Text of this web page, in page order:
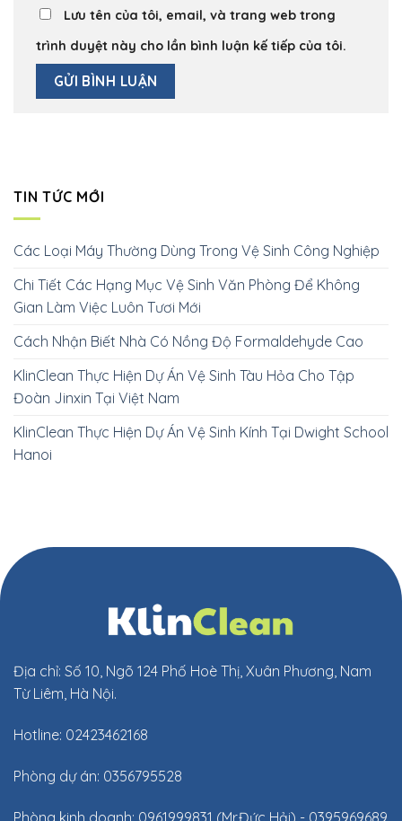
Lưu tên của tôi, email, và trang web trong
trình duyệt này cho lần bình luận kế tiếp của tôi.
TIN TỨC MỚI
Các Loại Máy Thường Dùng Trong Vệ Sinh Công Nghiệp
Chi Tiết Các Hạng Mục Vệ Sinh Văn Phòng Để Không
Gian Làm Việc Luôn Tươi Mới
Cách Nhận Biết Nhà Có Nồng Độ Formaldehyde Cao
KlinClean Thực Hiện Dự Án Vệ Sinh Tàu Hỏa Cho Tập
Đoàn Jinxin Tại Việt Nam
KlinClean Thực Hiện Dự Án Vệ Sinh Kính Tại Dwight School
Hanoi
Địa chỉ: Số 10, Ngõ 124 Phố Hoè Thị, Xuân Phương, Nam
Từ Liêm, Hà Nội.
Hotline: 02423462168
Phòng dự án: 0356795528
Phòng kinh doanh: 0961999831 (Mr.Đức Hải) - 0395969689